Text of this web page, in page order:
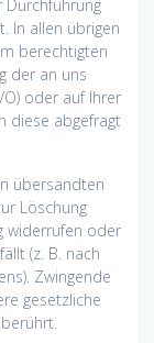
In allen übrigen
berechtigten
der an uns
oder auf Ihrer
diese abgefragt
übersandten
Löschung
widerrufen oder
(z. B. nach
Zwingende
gesetzliche